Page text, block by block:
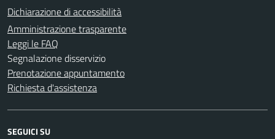
Dichiarazione di accessibilità
Amministrazione trasparente
Leggi le FAQ
Segnalazione disservizio
Prenotazione appuntamento
Richiesta d'assistenza
SEGUICI SU